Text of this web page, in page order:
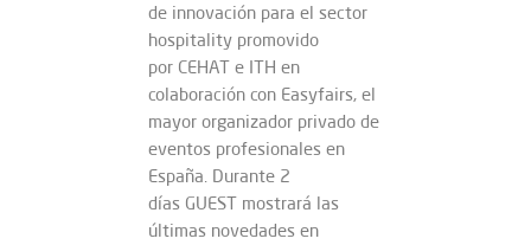
de innovación para el sector
hospitality promovido
por CEHAT e ITH en
colaboración con Easyfairs, el
mayor organizador privado de
eventos profesionales en
España. Durante 2
días GUEST mostrará las
últimas novedades en